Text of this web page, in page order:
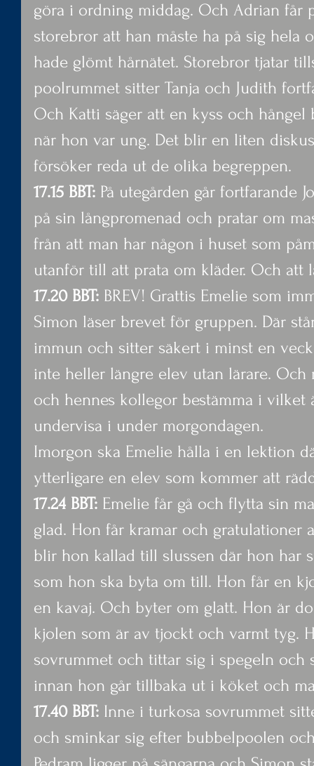
göra i ordning middag. Och Adrian får
storebror att han måste ha på sig hela
hade glömt hårnätet. Storebror tjatar
poolrummet sitter Tanja och Judith
Och Katti säger att en kyss och
när hon var ung. Det blir en liten
försöker reda ut de olika begreppen.
17.15 BBT: På utegården går fortfarande
på sin långpromenad och pratar om
från att man har någon i huset som
utanför till att prata om kläder. Och att
17.20 BBT: BREV! Grattis Emelie som
Simon läser brevet för gruppen. Där
immun och sitter säkert i minst en
inte heller längre elev utan lärare.
och hennes kollegor bestämma i vilket
undervisa i under morgondagen.
Imorgon ska Emelie hålla i en lektion
ytterligare en elev som kommer att
17.24 BBT: Emelie får gå och flytta sin
glad. Hon får kramar och gratulationer
blir hon kallad till slussen där hon har
som hon ska byta om till. Hon får en
en kavaj. Och byter om glatt. Hon är
kjolen som är av tjockt och varmt tyg.
sovrummet och tittar sig i spegeln
innan hon går tillbaka ut i köket och
17.40 BBT: Inne i turkosa sovrummet
och sminkar sig efter bubbelpoolen